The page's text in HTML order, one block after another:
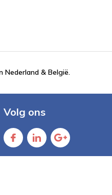
Nederland & België.
Volg ons